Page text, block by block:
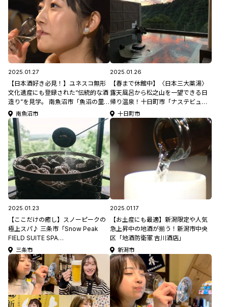
2025.01.27
【日本酒好き必見！】ユネスコ無形
文化遺産にも登録された“伝統的な酒
造り”を見学。 南魚沼市「魚沼の里
八海山雪室」
南魚沼市
2025.01.26
【春まで休館中】〈日本三大薬湯〉
露天風呂から松之山を一望できる日
帰り温泉！十日町市「ナステビュウ
湯の山」【新潟県日帰り温泉特集
2025】
十日町市
2025.01.23
【ここだけの癒し】スノーピークの
極上スパ♪ 三条市「Snow Peak
FIELD SUITE SPA
HEADQUARTERS」【新潟県日帰り
温泉特集2025】
三条市
2025.01.17
【お土産にも最適】新潟限定や人気
急上昇中の地酒が揃う！新潟市中央
区「地酒防衛軍 吉川酒店」
新潟市